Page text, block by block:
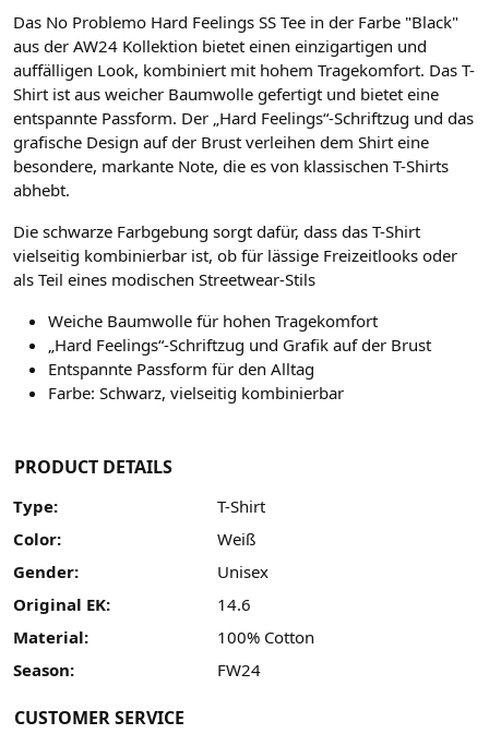
Das No Problemo Hard Feelings SS Tee in der Farbe "Black"
aus der AW24 Kollektion bietet einen einzigartigen und
auffälligen Look, kombiniert mit hohem Tragekomfort. Das T-
Shirt ist aus weicher Baumwolle gefertigt und bietet eine
entspannte Passform. Der „Hard Feelings“-Schriftzug und das
grafische Design auf der Brust verleihen dem Shirt eine
besondere, markante Note, die es von klassischen T-Shirts
abhebt.
Die schwarze Farbgebung sorgt dafür, dass das T-Shirt
vielseitig kombinierbar ist, ob für lässige Freizeitlooks oder
als Teil eines modischen Streetwear-Stils
Weiche Baumwolle für hohen Tragekomfort
„Hard Feelings“-Schriftzug und Grafik auf der Brust
Entspannte Passform für den Alltag
Farbe: Schwarz, vielseitig kombinierbar
PRODUCT DETAILS
Type:
T-Shirt
Color:
Weiß
Gender:
Unisex
Original EK:
14.6
Material:
100% Cotton
Season:
FW24
CUSTOMER SERVICE